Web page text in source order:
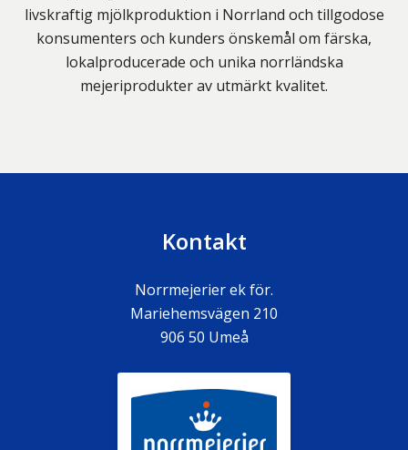
livskraftig mjölkproduktion i Norrland och tillgodose
konsumenters och kunders önskemål om färska,
lokalproducerade och unika norrländska
mejeriprodukter av utmärkt kvalitet.
Kontakt
Norrmejerier ek för.
Mariehemsvägen 210
906 50 Umeå